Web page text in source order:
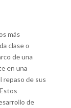
más
clase o
de una
en una
repaso de sus
de